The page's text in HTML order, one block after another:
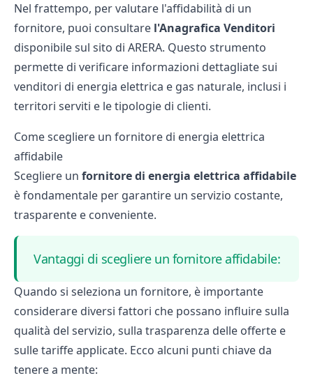
Nel frattempo, per valutare l'affidabilità di un
fornitore, puoi consultare l'Anagrafica Venditori
disponibile sul sito di ARERA. Questo strumento
permette di verificare informazioni dettagliate sui
venditori di energia elettrica e gas naturale, inclusi i
territori serviti e le tipologie di clienti.
Come scegliere un fornitore di energia elettrica
affidabile
Scegliere un fornitore di energia elettrica affidabile
è fondamentale per garantire un servizio costante,
trasparente e conveniente.
Vantaggi di scegliere un fornitore affidabile:
Quando si seleziona un fornitore, è importante
considerare diversi fattori che possano influire sulla
qualità del servizio, sulla trasparenza delle offerte e
sulle tariffe applicate. Ecco alcuni punti chiave da
tenere a mente: